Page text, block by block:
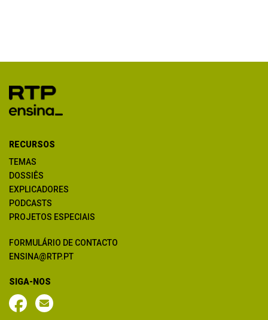
RECURSOS
TEMAS
DOSSIÊS
EXPLICADORES
PODCASTS
PROJETOS ESPECIAIS
FORMULÁRIO DE CONTACTO
ENSINA@RTP.PT
SIGA-NOS